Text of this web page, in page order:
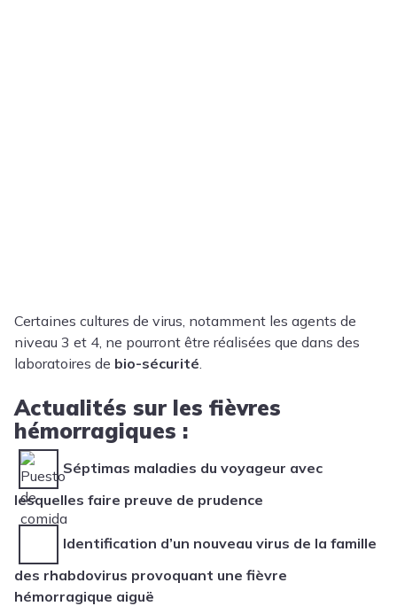
Certaines cultures de virus, notamment les agents de
niveau 3 et 4, ne pourront être réalisées que dans des
laboratoires de bio-sécurité.
Actualités sur les fièvres
hémorragiques :
Séptimas maladies du voyageur avec
lesquelles faire preuve de prudence
Identification d’un nouveau virus de la famille
des rhabdovirus provoquant une fièvre
hémorragique aiguë